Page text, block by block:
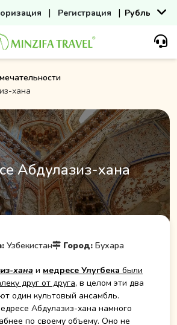
| Регистрация | Рубль
хана
Абдулазиз-хана
Узбекистан Город: Бухара
хана и медресе Улугбека были
друг от друга, в целом эти два
один культовый ансамбль.
Абдулазиз-хана намного
по своему объему. Оно не